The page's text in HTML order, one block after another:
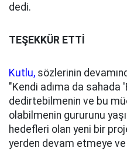
dedi.
TEŞEKKÜR ETTİ
Kutlu, sözlerinin
"Kendi adıma da sahada
dedirtebilmenin ve bu
olabilmenin gururunu
hedefleri olan yeni bir
yerden devam etmeye